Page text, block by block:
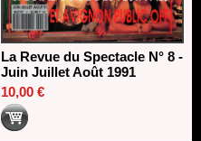
La Revue du Spectacle N° 8 -
Juin Juillet Août 1991
10,00 €